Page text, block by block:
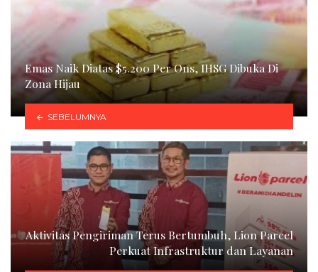
Emas Naik Diatas $5.200 Per Ons, IHSG Dibuka Di
Zona Hijau
SEBELUMNYA
Aktivitas Pengiriman Terus Bertumbuh, Lion Parcel
Perkuat Infrastruktur dan Layanan